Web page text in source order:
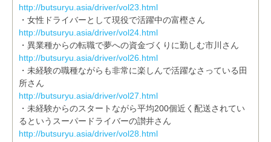
http://butsuryu.asia/driver/vol23.html
・女性ドライバーとして現役で活躍中の富樫さん
http://butsuryu.asia/driver/vol24.html
・異業種からの転職で夢への資金づくりに勤しむ市川さん
http://butsuryu.asia/driver/vol26.html
・未経験の職種ながらも非常に楽しんで活躍なさっている田
所さん
http://butsuryu.asia/driver/vol27.html
・未経験からのスタートながら平均200個近く配送されてい
るというスーパードライバーの讃井さん
http://butsuryu.asia/driver/vol28.html